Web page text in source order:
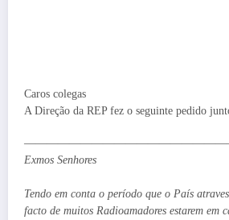
Caros colegas
A Direção da REP fez o seguinte pedido
Exmos Senhores
Tendo em conta o período que o País
facto de muitos Radioamadores estarem em